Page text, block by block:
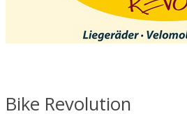
Bike Revolution